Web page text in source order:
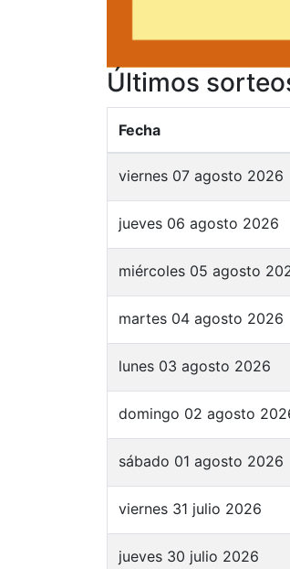
Últimos
Fecha
viernes 07 agosto 2026
jueves 06 agosto 2026
miércoles 05 agosto
martes 04 agosto 2026
lunes 03 agosto 2026
domingo 02 agosto
sábado 01 agosto 2026
viernes 31 julio 2026
jueves 30 julio 2026